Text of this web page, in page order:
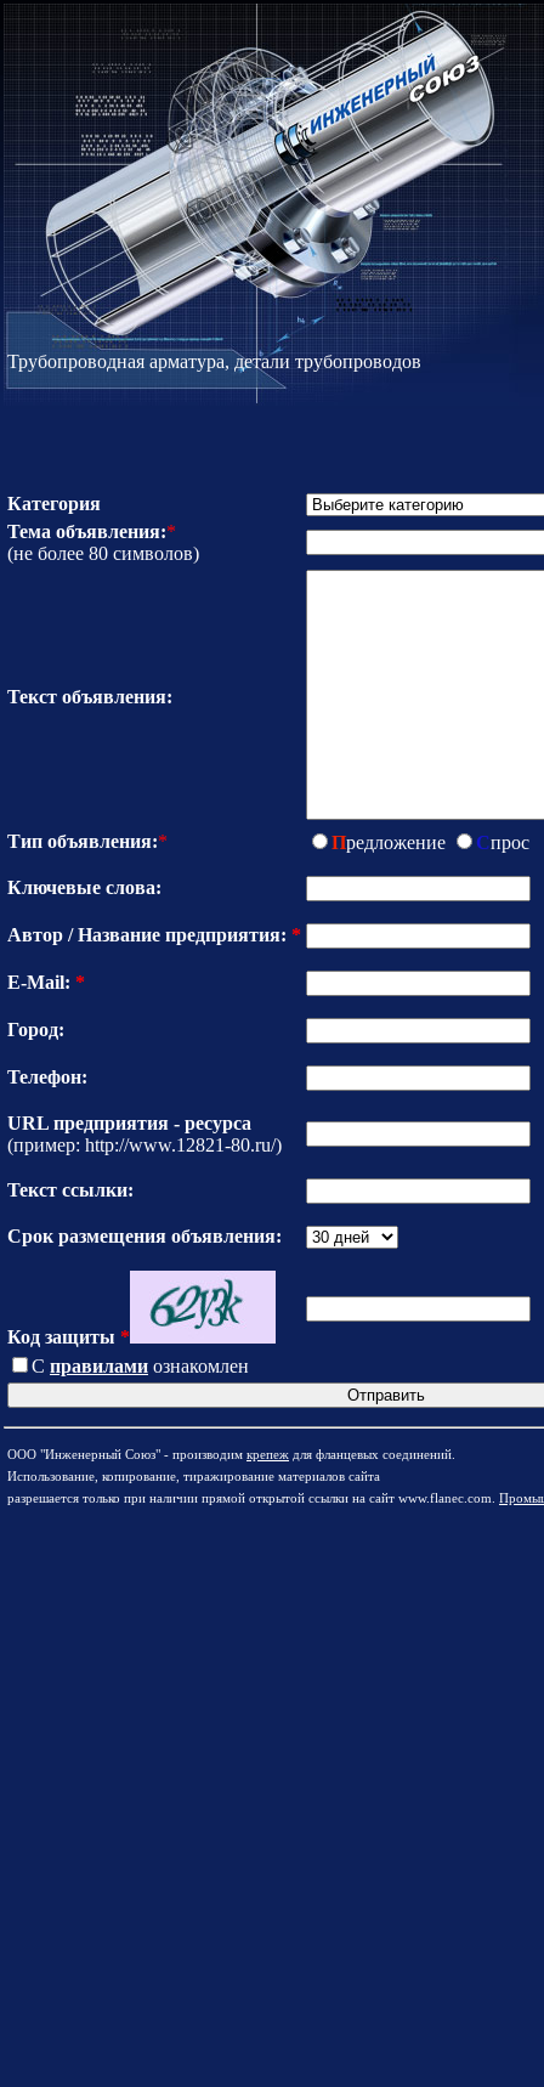
Трубопроводная арматура, детали трубопроводов
Категория
Тема объявления:*
(не более 80 символов)
Текст объявления:
Тип объявления:* Предложение Спрос
Ключевые слова:
Автор / Название предприятия: *
E-Mail: *
Город:
Телефон:
URL предприятия - ресурса
(пример: http://www.12821-80.ru/)
Текст ссылки:
Срок размещения объявления:
Код защиты *
С правилами ознакомлен
ООО "Инженерный Союз" - производим крепеж для фланцевых соединений.
Использование, копирование, тиражирование материалов сайта
разрешается только при наличии прямой открытой ссылки на сайт www.flanec.com.